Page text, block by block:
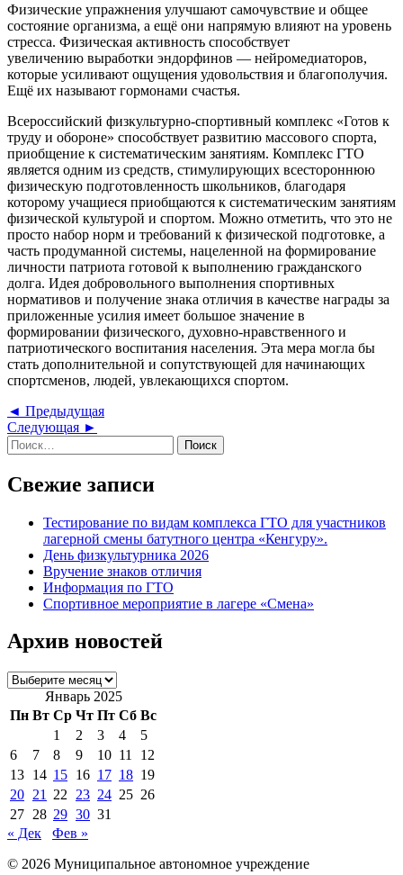
Физические упражнения улучшают самочувствие и общее
состояние организма, а ещё они напрямую влияют на уровень
стресса. Физическая активность способствует
увеличению выработки эндорфинов — нейромедиаторов,
которые усиливают ощущения удовольствия и благополучия.
Ещё их называют гормонами счастья.
Всероссийский физкультурно-спортивный комплекс «Готов к
труду и обороне» способствует развитию массового спорта,
приобщение к систематическим занятиям. Комплекс ГТО
является одним из средств, стимулирующих всестороннюю
физическую подготовленность школьников, благодаря
которому учащиеся приобщаются к систематическим занятиям
физической культурой и спортом. Можно отметить, что это не
просто набор норм и требований к физической подготовке, а
часть продуманной системы, нацеленной на формирование
личности патриота готовой к выполнению гражданского
долга. Идея добровольного выполнения спортивных
нормативов и получение знака отличия в качестве награды за
приложенные усилия имеет большое значение в
формировании физического, духовно-нравственного и
патриотического воспитания населения. Эта мера могла бы
стать дополнительной и сопутствующей для начинающих
спортсменов, людей, увлекающихся спортом.
Навигация
по
записям
◄ ПредыдущаяПредыдущая
Следующая ►
Найти:
Свежие записи
Тестирование по видам комплекса ГТО для участников
лагерной смены батутного центра «Кенгуру».
День физкультурника 2026
Вручение знаков отличия
Информация по ГТО
Спортивное мероприятие в лагере «Смена»
Архив новостей
Архив
новостейЯнварь 2025
Пн Вт Ср Чт Пт Сб Вс
1
2 3 4
5
6
7 8 9 10 11
12
13 14 15 16 17 18 19
20 21 22 23 24 25 26
27 28 29 30 31
« Дек
Фев »
© 2026 Муниципальное автономное учреждение